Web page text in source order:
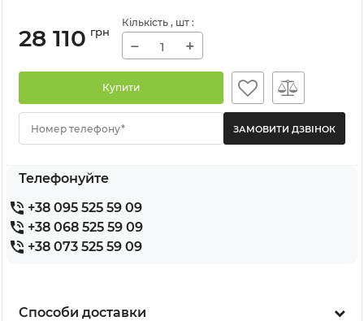
28 110 грн
Кількість , шт :
− +
Купити
Номер телефону*
Телефонуйте
+38 095 525 59 09
+38 068 525 59 09
+38 073 525 59 09
Способи доставки